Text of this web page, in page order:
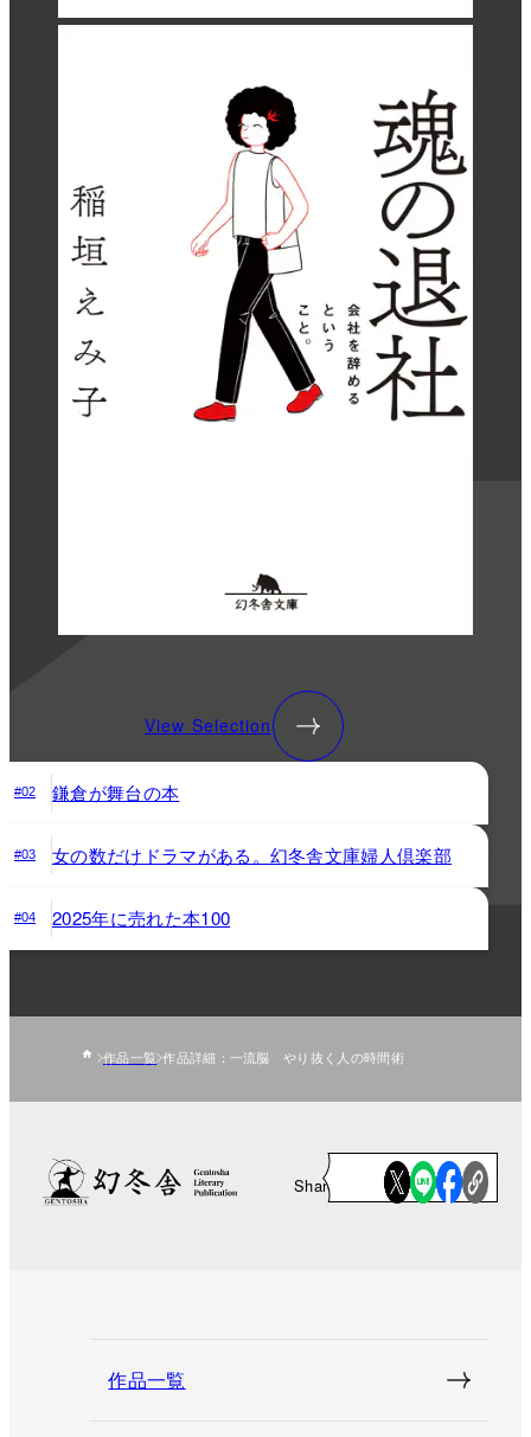
View Selection
#02 鎌倉が舞台の本
#03 女の数だけドラマがある。幻冬舎文庫婦人倶楽部
#04 2025年に売れた本100
作品一覧 作品詳細：一流脳 やり抜く人の時間術
Share
作品一覧